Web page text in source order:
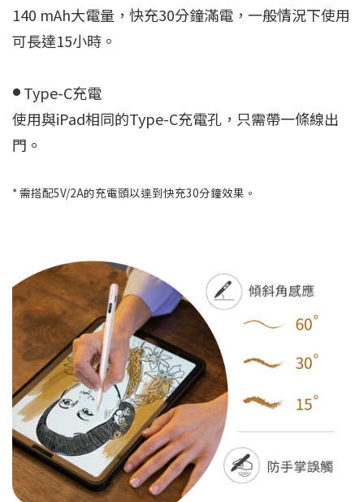
140 mAh大電量，快充30分鐘滿電，一般情況下使用
可長達15小時。
● Type-C充電
使用與iPad相同的Type-C充電孔，只需帶一條線出
門。
* 需搭配5V/2A的充電頭以達到快充30分鐘效果。